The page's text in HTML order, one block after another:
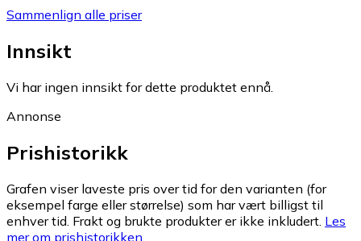
Sammenlign alle priser
Innsikt
Vi har ingen innsikt for dette produktet ennå.
Annonse
Prishistorikk
Grafen viser laveste pris over tid for den varianten (for
eksempel farge eller størrelse) som har vært billigst til
enhver tid. Frakt og brukte produkter er ikke inkludert. Les
mer om prishistorikken.